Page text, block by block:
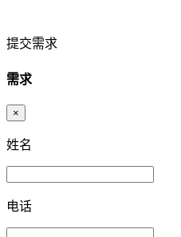
提交需求
需求
×
姓名
电话